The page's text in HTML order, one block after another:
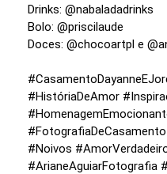
Drinks: @nabaladadrinks
Bolo: @priscilaude
Doces: @chocoartpl e
#HistóriaDeAmor
#Noivos
#ArianeAguiarFotografia